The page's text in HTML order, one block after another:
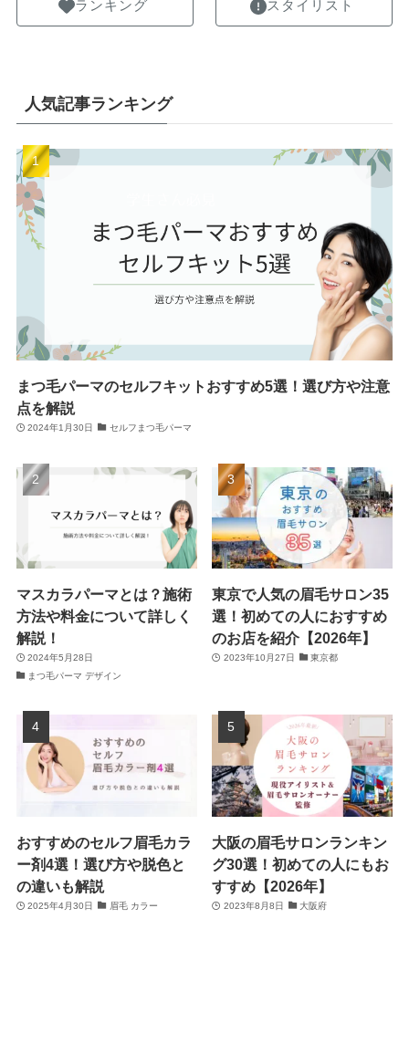
ランキング スタイリスト
人気記事ランキング
まつ毛パーマのセルフキットおすすめ5選！選び方や注意
点を解説
2024年1月30日 セルフまつ毛パーマ
マスカラパーマとは？施術
方法や料金について詳しく
解説！
2024年5月28日
まつ毛パーマ デザイン
東京で人気の眉毛サロン35
選！初めての人におすすめ
のお店を紹介【2026年】
2023年10月27日 東京都
おすすめのセルフ眉毛カラ
ー剤4選！選び方や脱色と
の違いも解説
2025年4月30日 眉毛 カラー
大阪の眉毛サロンランキン
グ30選！初めての人にもお
すすめ【2026年】
2023年8月8日 大阪府